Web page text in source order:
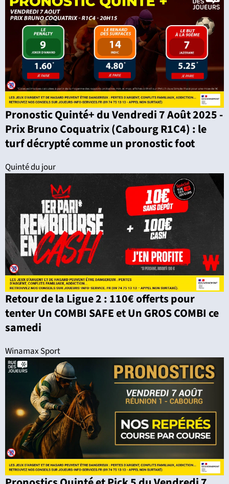
Pronostic Quinté+ du Vendredi 7 Août 2025 -
Prix Bruno Coquatrix (Cabourg R1C4) : le
turf décrypté comme un pronostic foot
Quinté du jour
Retour de la Ligue 2 : 110€ offerts pour
tenter Un COMBI SAFE et Un GROS COMBI ce
samedi
Winamax Sport